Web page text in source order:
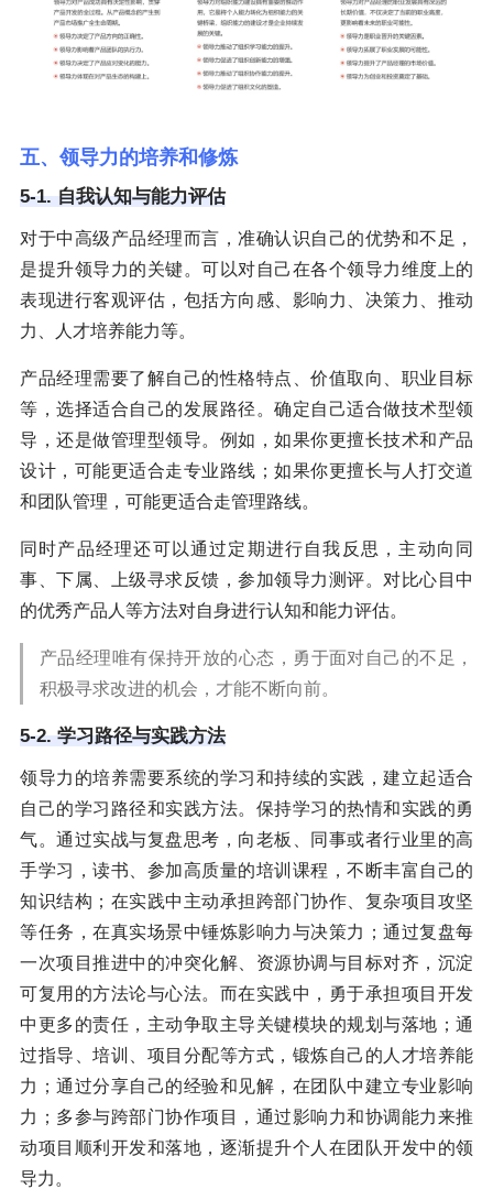
五、领导力的培养和修炼
5-1. 自我认知与能力评估
对于中高级产品经理而言，准确认识自己的优势和不足，
是提升领导力的关键。可以对自己在各个领导力维度上的
表现进行客观评估，包括方向感、影响力、决策力、推动
力、人才培养能力等。
产品经理需要了解自己的性格特点、价值取向、职业目标
等，选择适合自己的发展路径。确定自己适合做技术型领
导，还是做管理型领导。例如，如果你更擅长技术和产品
设计，可能更适合走专业路线；如果你更擅长与人打交道
和团队管理，可能更适合走管理路线。
同时产品经理还可以通过定期进行自我反思，主动向同
事、下属、上级寻求反馈，参加领导力测评。对比心目中
的优秀产品人等方法对自身进行认知和能力评估。
产品经理唯有保持开放的心态，勇于面对自己的不足，
积极寻求改进的机会，才能不断向前。
5-2. 学习路径与实践方法
领导力的培养需要系统的学习和持续的实践，建立起适合
自己的学习路径和实践方法。保持学习的热情和实践的勇
气。通过实战与复盘思考，向老板、同事或者行业里的高
手学习，读书、参加高质量的培训课程，不断丰富自己的
知识结构；在实践中主动承担跨部门协作、复杂项目攻坚
等任务，在真实场景中锤炼影响力与决策力；通过复盘每
一次项目推进中的冲突化解、资源协调与目标对齐，沉淀
可复用的方法论与心法。而在实践中，勇于承担项目开发
中更多的责任，主动争取主导关键模块的规划与落地；通
过指导、培训、项目分配等方式，锻炼自己的人才培养能
力；通过分享自己的经验和见解，在团队中建立专业影响
力；多参与跨部门协作项目，通过影响力和协调能力来推
动项目顺利开发和落地，逐渐提升个人在团队开发中的领
导力。